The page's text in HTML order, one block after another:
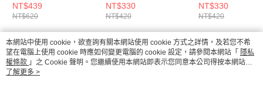
隔熱餐墊/矽膠隔熱墊/
隔熱墊
NT$439
NT$620
板/熨燙墊/燙衣墊
NT$330
NT$420
燙板/熨燙墊/燙衣
NT$330
NT$420
熱門標籤
本網站中使用 cookie，欲查詢有關本網站使用 cookie 方式之詳情，及若您不希
望在電腦上使用 cookie 時應如何變更電腦的 cookie 設定，請參閱本網站「 隱私
權條款 」之 Cookie 聲明。您繼續使用本網站即表示您同意本公司得按本網站使
用條款之 Cookie 聲明使用 cookie。
了解更多 >